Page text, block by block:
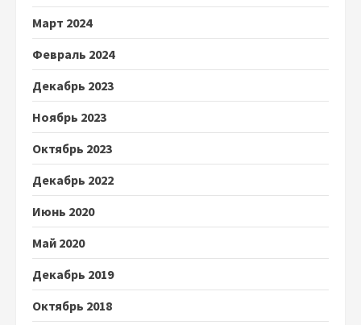
Март 2024
Февраль 2024
Декабрь 2023
Ноябрь 2023
Октябрь 2023
Декабрь 2022
Июнь 2020
Май 2020
Декабрь 2019
Октябрь 2018